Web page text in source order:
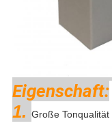
Eigenschaft:
1. Große Tonqualität